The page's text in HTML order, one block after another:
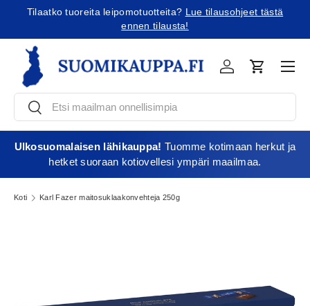
Tilaatko tuoreita leipomotuotteita? Lue tilausohjeet tästä
ennen tilausta!
EtsiEtsi
KirjauduOstoskori
Ulkosuomalaisen lähikauppa! Tuomme kotimaan herkut ja
hetket suoraan kotiovellesi ympäri maailmaa.
Koti Karl Fazer maitosuklaakonvehteja 250g